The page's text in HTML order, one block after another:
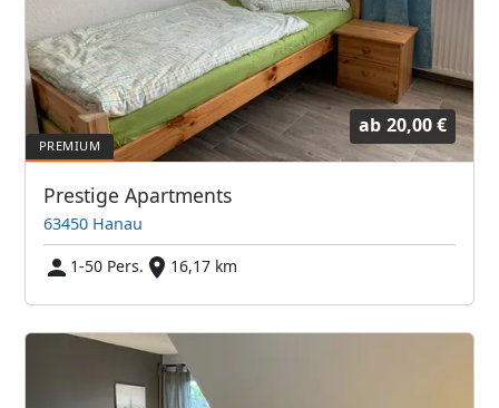
ab 20,00 €
Prestige Apartments
63450 Hanau
1-50 Pers.
16,17 km